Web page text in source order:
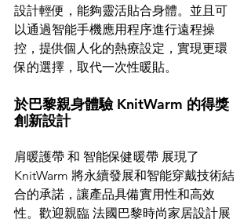
設計輕便，能夠靈活貼合身體。並且可
以通過智能手機應用程序進行遠程操
控，提供個人化的熱療設定，實現更環
保的選擇，取代一次性暖貼。
於巴黎親身體驗 KnitWarm 的得獎
創新設計
肩暖護帶 和 智能保健暖帶 展現了
KnitWarm 將永續發展和智能穿戴技術結
合的承諾，讓產品具備實用性和高效
性。歡迎親臨 法國巴黎時尚家居設計展